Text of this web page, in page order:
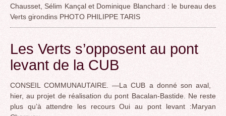
Chausset, Sélim Kançal et Dominique Blanchard : le bureau des
Verts girondins PHOTO PHILIPPE TARIS
Les Verts s’opposent au pont
levant de la CUB
CONSEIL COMMUNAUTAIRE. —La CUB a donné son aval,
hier, au projet de réalisation du pont Bacalan-Bastide. Ne reste
plus qu’à attendre les recours Oui au pont levant :Maryan